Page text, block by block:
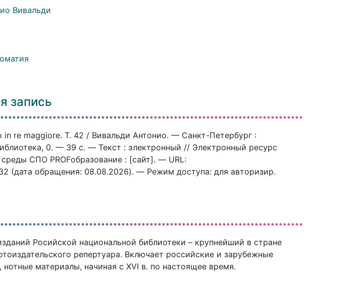
Вивальди
запись
in re maggiore. Т. 42 / Вивальди Антонио. — Санкт-Петербург :
0. — 39 c. — Текст : электронный // Электронный ресурс
СПО PROFобразование : [сайт]. — URL:
(дата обращения: 08.08.2026). — Режим доступа: для авторизир.
Росийской национальной библиотеки – крупнейший в стране
репертуара. Включает российские и зарубежные
материалы, начиная с XVI в. по настоящее время.